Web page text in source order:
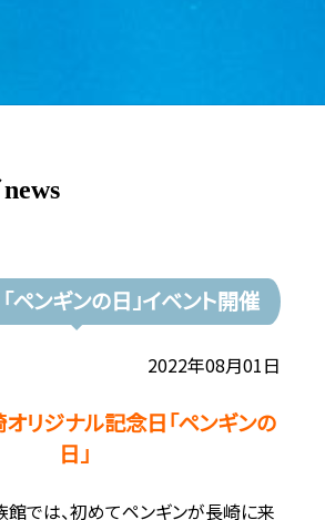
ペンギンの日」イベント開催
2022年08月01日
リジナル記念日「ペンギンの
日」
では、初めてペンギンが長崎に来